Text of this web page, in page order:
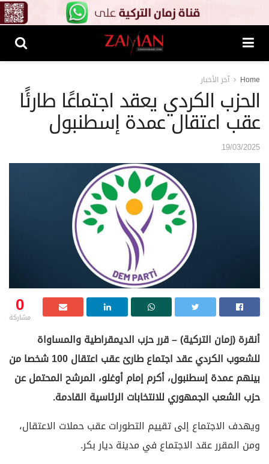
Home آخر الأخبار
الحزب الكردي يعقد اجتماعًا طارئًا
عقب اعتقال عمدة إسطنبول
19/03/2025
0
مشاركة
أنقرة (زمان التركية) – قرر حزب الديمقراطية والمساواة
للشعوب الكردي عقد اجتماع طارئ عقب اعتقال 100 شخصا من
بينهم عمدة إسطنبول، أكرم إمام أوغلو، المرشح المحتمل عن
حزب الشعب الجمهوري للانتخابات الرئاسية القادمة.
ويهدف الاجتماع إلى تقييم التطورات عقب حملات الاعتقال،
ومن المقرر عقد الاجتماع في مدينة ديار بكر.